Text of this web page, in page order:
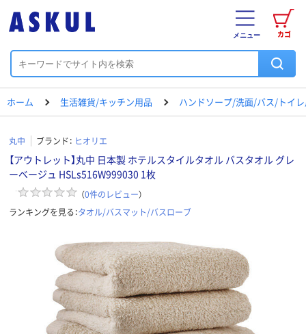
カゴ
メニュー
ホーム 生活雑貨/キッチン用品 ハンドソープ/洗面/バス/トイ
丸中 ブランド： ヒオリエ
【アウトレット】丸中 日本製 ホテルスタイルタオル バスタオル グレ
ーベージュ HSLs516W999030 1枚
（0件のレビュー）
ランキングを見る：タオル/バスマット/バスローブ